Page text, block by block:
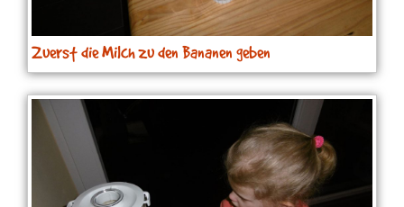
Zuerst die Milch zu den Bananen geben